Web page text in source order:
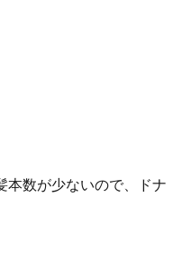
本数が少ないので、ドナ